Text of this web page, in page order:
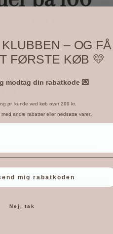
hvor jeg skaber
100 dage. Læs om
hvordan du selv kan
– OG FÅ
FØRSTE KØB 💛
modtag din rabatkode 💌
pr. kunde ved køb over 299 kr.
andre rabatter eller nedsatte varer.
mig rabatkoden
Nej, tak